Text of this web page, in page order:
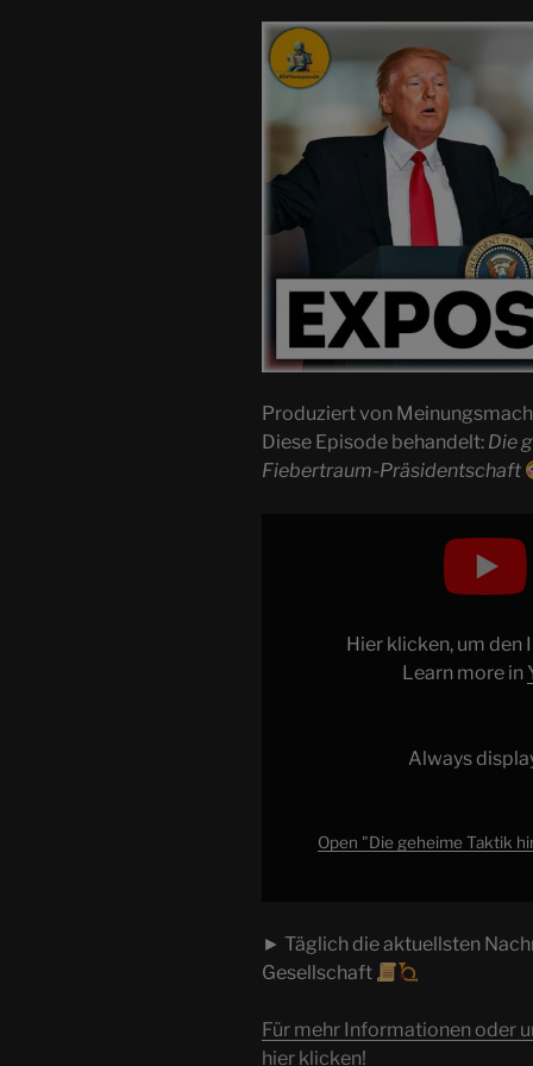
Produziert von
Diese Episode behandelt: Die
Fiebertraum-Präsidentschaft
Hier klicken, um den
Learn more in
Always
Open "Die geheime Taktik
► Täglich die aktuellsten
Gesellschaft
Für mehr Informationen oder
hier klicken!